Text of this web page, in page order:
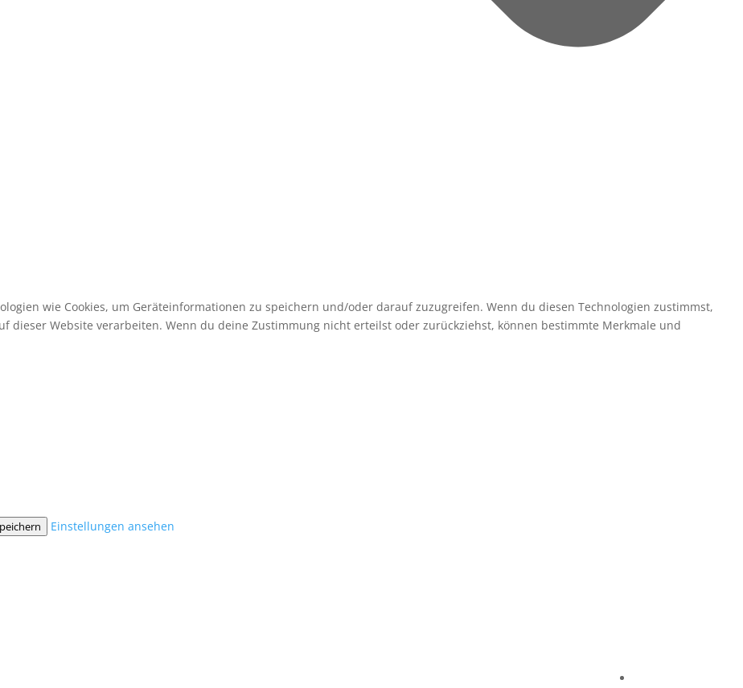
wie Cookies, um Geräteinformationen zu speichern und/oder darauf zuzugreifen. Wenn du diesen Technologien zustimmst,
dieser Website verarbeiten. Wenn du deine Zustimmung nicht erteilst oder zurückziehst, können bestimmte Merkmale und
Einstellungen ansehen